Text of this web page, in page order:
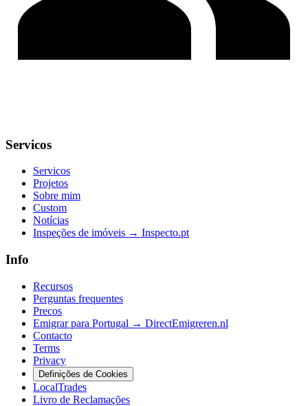
Servicos
Servicos
Projetos
Sobre mim
Custom
Notícias
Inspeções de imóveis → Inspecto.pt
Info
Recursos
Perguntas frequentes
Precos
Emigrar para Portugal → DirectEmigreren.nl
Contacto
Terms
Privacy
Definições de Cookies
LocalTrades
Livro de Reclamações